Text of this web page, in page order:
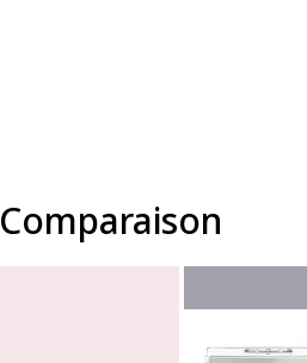
Comparaison